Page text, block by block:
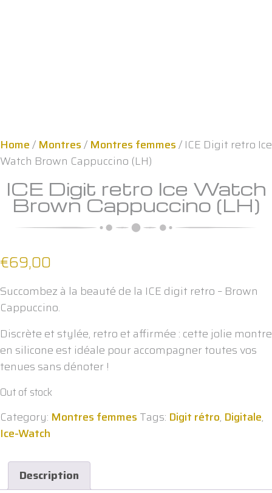
Home/ Montres/ Montres femmes/ ICE Digit retro Ice
Watch Brown Cappuccino (LH)
ICE Digit retro Ice Watch
Brown Cappuccino (LH)
€69,00
Succombez à la beauté de la ICE digit retro – Brown
Cappuccino.
Discrète et stylée, retro et affirmée : cette jolie montre
en silicone est idéale pour accompagner toutes vos
tenues sans dénoter !
Out of stock
Category: Montres femmes Tags: Digit rétro, Digitale,
Ice-Watch
Description